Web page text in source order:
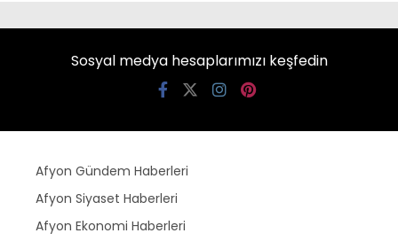
Sosyal medya hesaplarımızı keşfedin
Afyon Gündem Haberleri
Afyon Siyaset Haberleri
Afyon Ekonomi Haberleri